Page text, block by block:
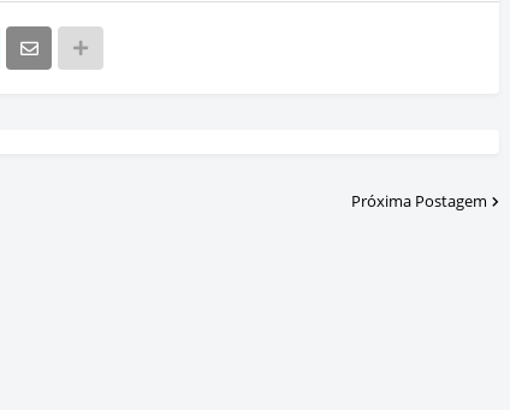
Próxima Postagem